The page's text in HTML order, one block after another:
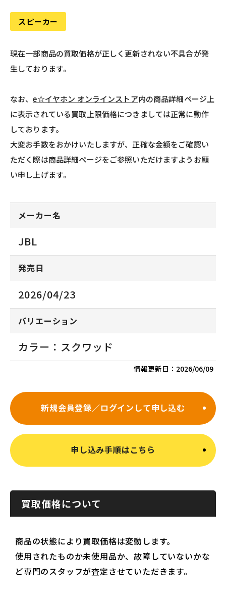
スピーカー
現在一部商品の買取価格が正しく更新されない不具合が発
生しております。
なお、e☆イヤホン オンラインストア内の商品詳細ページ上
に表示されている買取上限価格につきましては正常に動作
しております。
大変お手数をおかけいたしますが、正確な金額をご確認い
ただく際は商品詳細ページをご参照いただけますようお願
い申し上げます。
メーカー名
JBL
発売日
2026/04/23
バリエーション
カラー：スクワッド
情報更新日： 2026/06/09
新規会員登録／ログインして申し込む
申し込み手順はこちら
買取価格について
商品の状態により買取価格は変動します。
使用されたものか未使用品か、故障していないかな
ど専門のスタッフが査定させていただきます。